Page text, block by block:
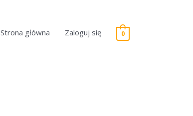
Strona główna Zaloguj się 0